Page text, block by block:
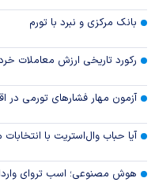
بانک مرکزی و نبرد با تورم
رکورد تاریخی ارزش معاملات
آزمون مهار فشار‌های تورمی در
آیا حباب وال‌استریت با
هوش مصنوعی؛ اسب تروای